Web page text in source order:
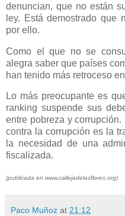
denuncian, que no están
ley. Está demostrado que
por ello.
Como el que no se
alegra saber que países
han tenido más retroceso
Lo más preocupante es
ranking suspende sus
entre pobreza y
contra la corrupción es la
la necesidad de una
fiscalizada.
(publicada en www.callejadelasflores.org)
Paco Muñoz at 21:12